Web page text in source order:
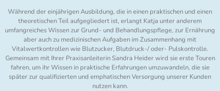
Während der einjährigen Ausbildung, die in einen praktischen und einen
theoretischen Teil aufgegliedert ist, erlangt Katja unter anderem
umfangreiches Wissen zur Grund- und Behandlungspflege, zur Ernährung
aber auch zu medizinischen Aufgaben im Zusammenhang mit
Vitalwertkontrollen wie Blutzucker, Blutdruck-/ oder- Pulskontrolle.
Gemeinsam mit Ihrer Praxisanleiterin Sandra Heider wird sie erste Touren
fahren, um ihr Wissen in praktische Erfahrungen umzuwandeln, die sie
später zur qualifizierten und emphatischen Versorgung unserer Kunden
nutzen kann.